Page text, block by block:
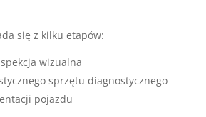
się z kilku etapów:
wizualna
sprzętu diagnostycznego
pojazdu